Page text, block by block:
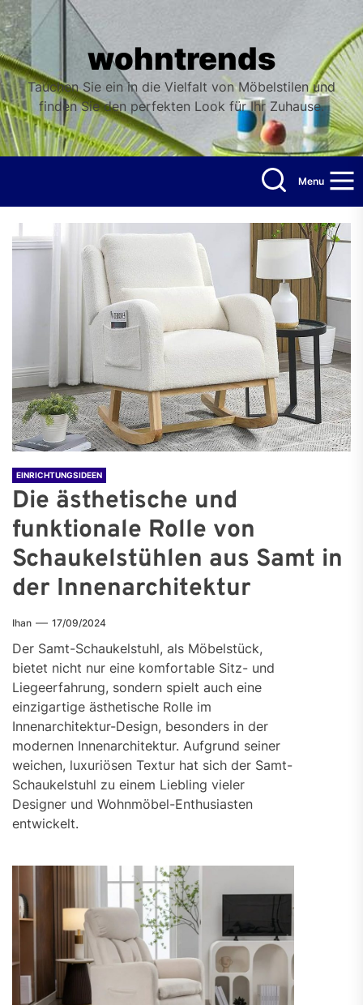
Skip
to
the
content
wohntrends
Tauchen Sie ein in die Vielfalt von Möbelstilen und
finden Sie den perfekten Look für Ihr Zuhause.
Menu
EINRICHTUNGSIDEEN
Die ästhetische und
funktionale Rolle von
Schaukelstühlen aus Samt in
der Innenarchitektur
Ihan 17/09/2024
Der Samt-Schaukelstuhl, als Möbelstück,
bietet nicht nur eine komfortable Sitz- und
Liegeerfahrung, sondern spielt auch eine
einzigartige ästhetische Rolle im
Innenarchitektur-Design, besonders in der
modernen Innenarchitektur. Aufgrund seiner
weichen, luxuriösen Textur hat sich der Samt-
Schaukelstuhl zu einem Liebling vieler
Designer und Wohnmöbel-Enthusiasten
entwickelt.